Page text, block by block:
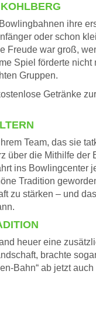
ihre
oder schon
Freude war groß,
Spiel förderte
Gruppen.
Getränke
Team, das sie
über die Mithilfe der
ins Bowlingcenter
Tradition
zu stärken – und
heuer eine
brachte
Bahn“ ab jetzt